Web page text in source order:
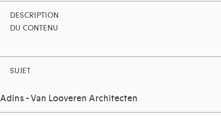
DESCRIPTION
DU CONTENU
SUJET
Adins - Van Looveren Architecten